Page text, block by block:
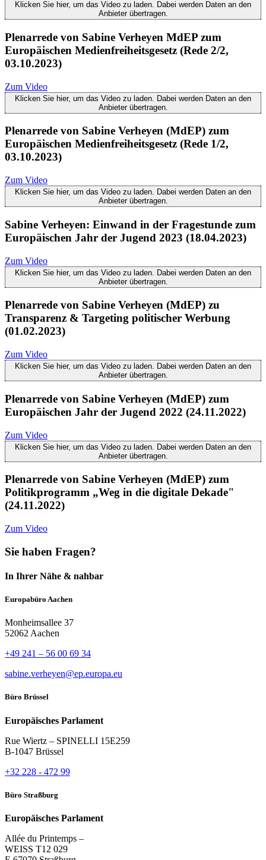
Klicken Sie hier, um das Video zu laden. Dabei werden Daten an den
Anbieter übertragen.
Plenarrede von Sabine Verheyen MdEP zum
Europäischen Medienfreiheitsgesetz (Rede 2/2,
03.10.2023)
Zum Video
Klicken Sie hier, um das Video zu laden. Dabei werden Daten an den
Anbieter übertragen.
Plenarrede von Sabine Verheyen (MdEP) zum
Europäischen Medienfreiheitsgesetz (Rede 1/2,
03.10.2023)
Zum Video
Klicken Sie hier, um das Video zu laden. Dabei werden Daten an den
Anbieter übertragen.
Sabine Verheyen: Einwand in der Fragestunde zum
Europäischen Jahr der Jugend 2023 (18.04.2023)
Zum Video
Klicken Sie hier, um das Video zu laden. Dabei werden Daten an den
Anbieter übertragen.
Plenarrede von Sabine Verheyen (MdEP) zu
Transparenz & Targeting politischer Werbung
(01.02.2023)
Zum Video
Klicken Sie hier, um das Video zu laden. Dabei werden Daten an den
Anbieter übertragen.
Plenarrede von Sabine Verheyen (MdEP) zum
Europäischen Jahr der Jugend 2022 (24.11.2022)
Zum Video
Klicken Sie hier, um das Video zu laden. Dabei werden Daten an den
Anbieter übertragen.
Plenarrede von Sabine Verheyen (MdEP) zum
Politikprogramm „Weg in die digitale Dekade"
(24.11.2022)
Zum Video
Sie haben Fragen?
In Ihrer Nähe & nahbar
Europabüro Aachen
Monheimsallee 37
52062 Aachen
+49 241 – 56 00 69 34
sabine.verheyen@ep.europa.eu
Büro Brüssel
Europäisches Parlament
Rue Wiertz – SPINELLI 15E259
B-1047 Brüssel
+32 228 - 472 99
Büro Straßburg
Europäisches Parlament
Allée du Printemps –
WEISS T12 029